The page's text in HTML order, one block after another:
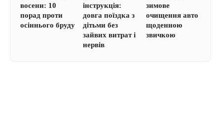
восени: 10
порад проти
осіннього бруду
інструкція:
довга поїздка з
дітьми без
зайвих витрат і
нервів
зимове
очищення авто
щоденною
звичкою